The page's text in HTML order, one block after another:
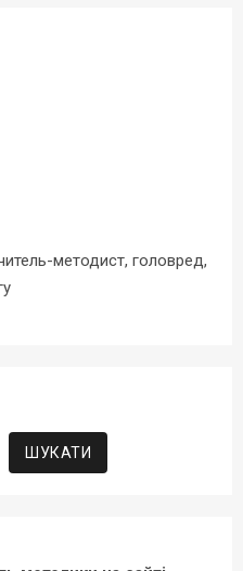
методист, головред,